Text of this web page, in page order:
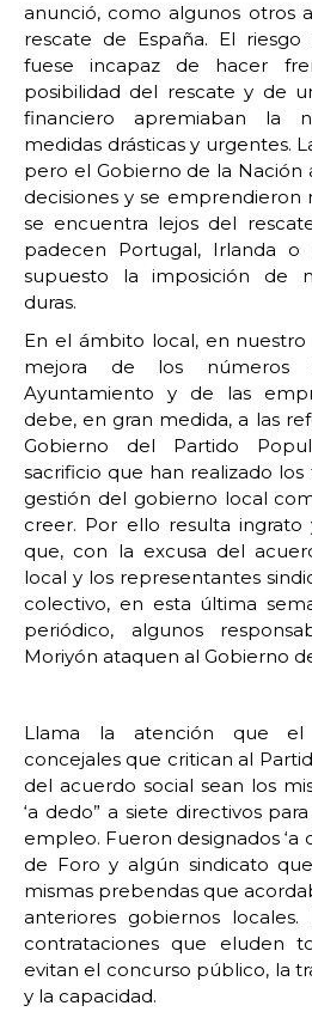
anunció, como algunos otros
rescate de España. El
fuese incapaz de hacer
posibilidad del rescate y de
financiero apremiaban la
medidas drásticas y urgentes.
pero el Gobierno de la Nación
decisiones y se emprendieron
se encuentra lejos del
padecen Portugal, Irlanda
supuesto la imposición de
duras.
En el ámbito local, en nuestro
mejora de los números
Ayuntamiento y de las
debe, en gran medida, a las
Gobierno del Partido
sacrificio que han realizado los
gestión del gobierno local
creer. Por ello resulta
que, con la excusa del
local y los representantes
colectivo, en esta última
periódico, algunos
Moriyón ataquen al Gobierno
Llama la atención que
concejales que critican al
del acuerdo social sean los
‘a dedo” a siete directivos
empleo. Fueron designados ‘a
de Foro y algún sindicato
mismas prebendas que
anteriores gobiernos
contrataciones que eluden
evitan el concurso público, la
y la capacidad.